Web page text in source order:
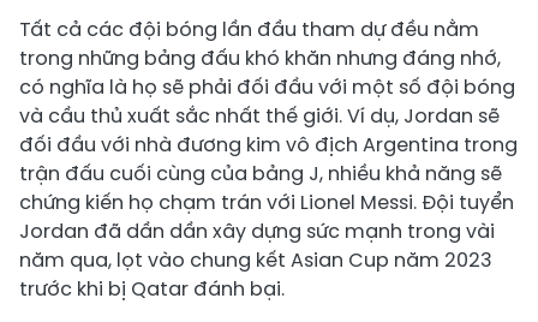
Tất cả các đội bóng lần đầu tham dự đều nằm
trong những bảng đấu khó khăn nhưng đáng nhớ,
có nghĩa là họ sẽ phải đối đầu với một số đội bóng
và cầu thủ xuất sắc nhất thế giới. Ví dụ, Jordan sẽ
đối đầu với nhà đương kim vô địch Argentina trong
trận đấu cuối cùng của bảng J, nhiều khả năng sẽ
chứng kiến họ chạm trán với Lionel Messi. Đội tuyển
Jordan đã dần dần xây dựng sức mạnh trong vài
năm qua, lọt vào chung kết Asian Cup năm 2023
trước khi bị Qatar đánh bại.